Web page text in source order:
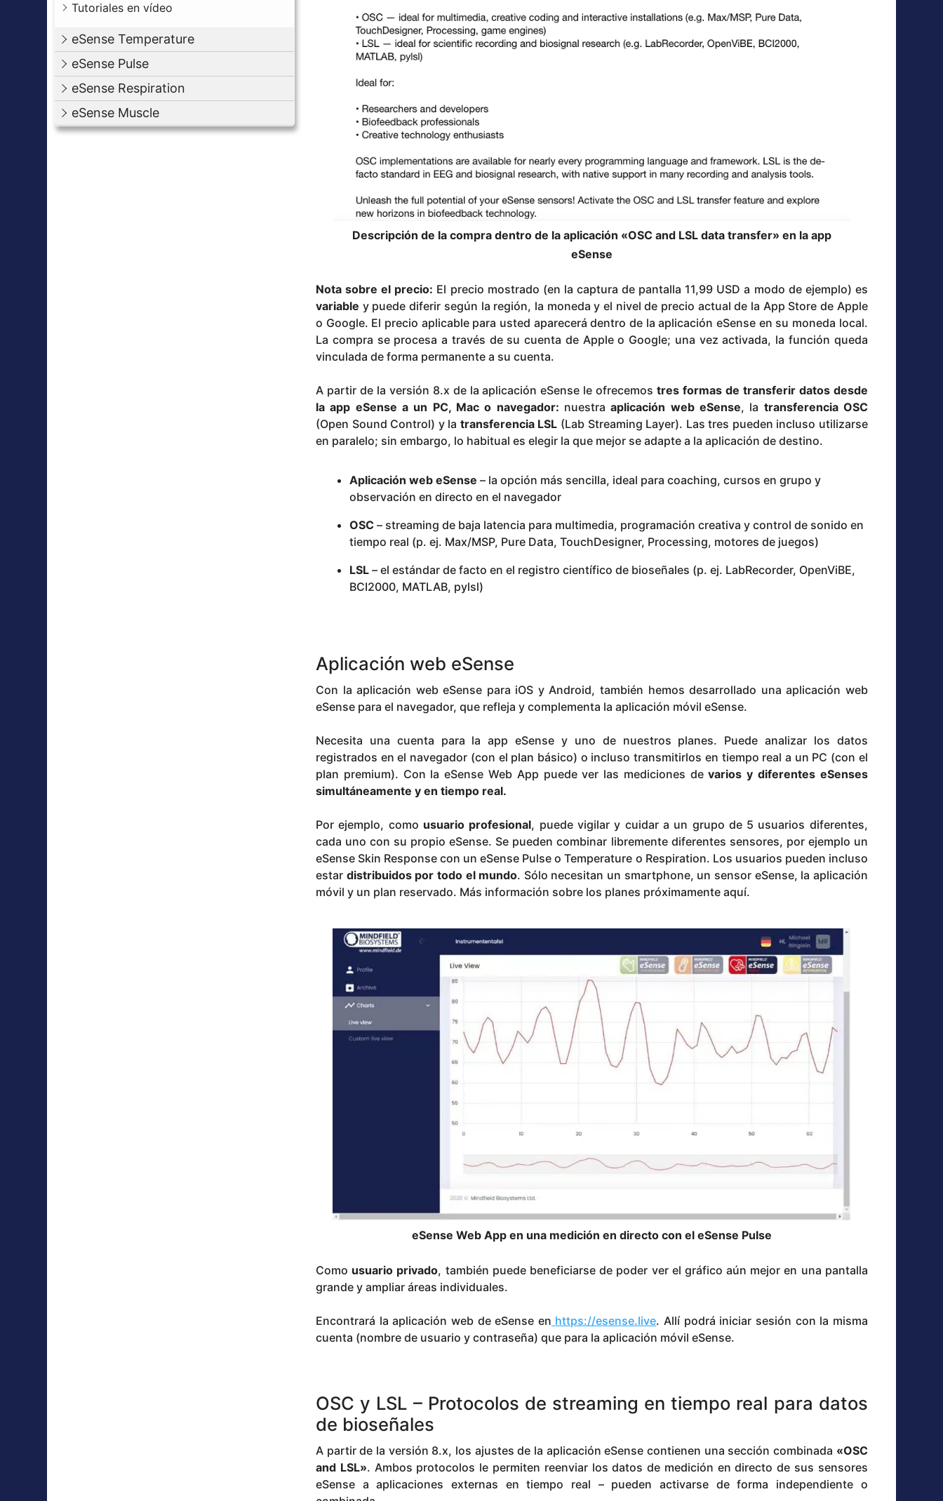
Tutoriales en vídeo
eSense Temperature
eSense Pulse
eSense Respiration
eSense Muscle
Descripción de la compra dentro de la aplicación «OSC and LSL data transfer» en la app
eSense
Nota sobre el precio: El precio mostrado (en la captura de pantalla 11,99 USD a modo de ejemplo) es
variable y puede diferir según la región, la moneda y el nivel de precio actual de la App Store de Apple
o Google. El precio aplicable para usted aparecerá dentro de la aplicación eSense en su moneda local.
La compra se procesa a través de su cuenta de Apple o Google; una vez activada, la función queda
vinculada de forma permanente a su cuenta.
A partir de la versión 8.x de la aplicación eSense le ofrecemostres formas de transferir datos desde
la app eSense a un PC, Mac o navegador: nuestraaplicación web eSense, la transferencia OSC
(Open Sound Control) y la transferencia LSL (Lab Streaming Layer). Las tres pueden incluso utilizarse
en paralelo; sin embargo, lo habitual es elegir la que mejor se adapte a la aplicación de destino.
Aplicación web eSense – la opción más sencilla, ideal para coaching, cursos en grupo y
observación en directo en el navegador
OSC – streaming de baja latencia para multimedia, programación creativa y control de sonido en
tiempo real (p. ej. Max/MSP, Pure Data, TouchDesigner, Processing, motores de juegos)
LSL – el estándar de facto en el registro científico de bioseñales (p. ej. LabRecorder, OpenViBE,
BCI2000, MATLAB, pylsl)
Aplicación web eSense
Con la aplicación web eSense para iOS y Android, también hemos desarrollado una aplicación web
eSense para el navegador, que refleja y complementa la aplicación móvil eSense.
Necesita una cuenta para la app eSense y uno de nuestros planes. Puede analizar los datos
registrados en el navegador (con el plan básico) o incluso transmitirlos en tiempo real a un PC (con el
plan premium). Con la eSense Web App puede ver las mediciones devarios y diferentes eSenses
simultáneamente y en tiempo real.
Por ejemplo, como usuario profesional, puede vigilar y cuidar a un grupo de 5 usuarios diferentes,
cada uno con su propio eSense. Se pueden combinar libremente diferentes sensores, por ejemplo un
eSense Skin Response con un eSense Pulse o Temperature o Respiration. Los usuarios pueden incluso
estar distribuidos por todo el mundo. Sólo necesitan un smartphone, un sensor eSense, la aplicación
móvil y un plan reservado. Más información sobre los planes próximamente aquí.
eSense Web App en una medición en directo con el eSense Pulse
Como usuario privado, también puede beneficiarse de poder ver el gráfico aún mejor en una pantalla
grande y ampliar áreas individuales.
Encontrará la aplicación web de eSense en https://esense.live. Allí podrá iniciar sesión con la misma
cuenta (nombre de usuario y contraseña) que para la aplicación móvil eSense.
OSC y LSL – Protocolos de streaming en tiempo real para datos
de bioseñales
A partir de la versión 8.x, los ajustes de la aplicación eSense contienen una sección combinada «OSC
and LSL». Ambos protocolos le permiten reenviar los datos de medición en directo de sus sensores
eSense a aplicaciones externas en tiempo real – pueden activarse de forma independiente o